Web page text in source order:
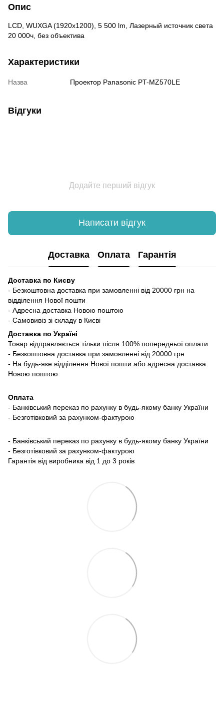
Опис
LCD, WUXGA (1920x1200), 5 500 lm, Лазерный источник света
20 000ч, без объектива
Характеристики
Назва Проектор Panasonic PT-MZ570LE
Відгуки
Додайте перший відгук
Написати відгук
Доставка Оплата Гарантія
Доставка по Києву
- Безкоштовна доставка при замовленні від 20000 грн на
відділення Нової пошти
- Адресна доставка Новою поштою
- Самовивіз зі складу в Києві
Доставка по Україні
Товар відправляється тільки після 100% попередньої оплати
- Безкоштовна доставка при замовленні від 20000 грн
- На будь-яке відділення Нової пошти або адресна доставка
Новою поштою
Оплата
- Банківський переказ по рахунку в будь-якому банку України
- Безготівковий за рахунком-фактурою
- Банківський переказ по рахунку в будь-якому банку України
- Безготівковий за рахунком-фактурою
Гарантія від виробника від 1 до 3 років